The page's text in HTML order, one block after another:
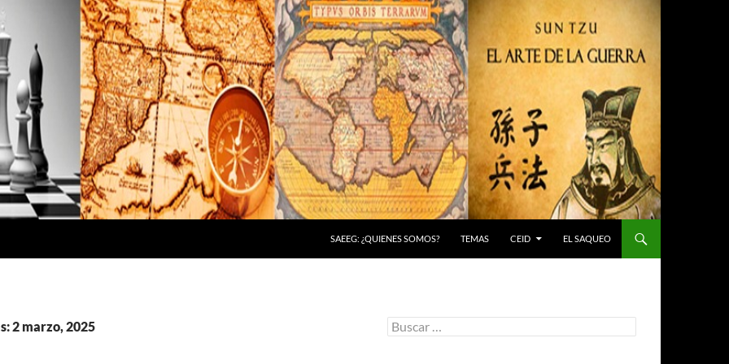
SAEEG: ¿QUIENES SOMOS? TEMAS CEID EL SAQUEO
2 marzo, 2025 Buscar: